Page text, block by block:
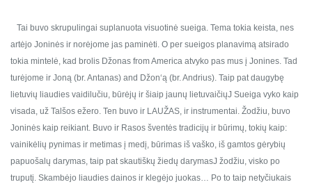
Tai buvo skrupulingai suplanuota visuotinė sueiga. Tema tokia keista, nes
artėjo Joninės ir norėjome jas paminėti. O per sueigos planavimą atsirado
tokia mintelė, kad brolis Džonas from America atvyko pas mus į Jonines. Tad
turėjome ir Joną (br. Antanas) and Džon‘ą (br.Andrius). Taip pat daugybę
lietuvių liaudies vaidilučiu, būrėjų ir šiaip jaunų lietuvaičiųJ Sueiga vyko kaip
visada, už Talšos ežero. Ten buvo ir LAUŽAS, ir instrumentai. Žodžiu, buvo
Joninės kaip reikiant. Buvo ir Rasos šventės tradicijų ir būrimų, tokių kaip:
vainikėlių pynimas ir metimas į medį, būrimas iš vaško, iš gamtos gėrybių
papuošalų darymas, taip patskautiškų žiedų darymasJ žodžiu, visko po
truputį. Skambėjo liaudies dainos ir klegėjo juokas… Po to taip netyčiukais